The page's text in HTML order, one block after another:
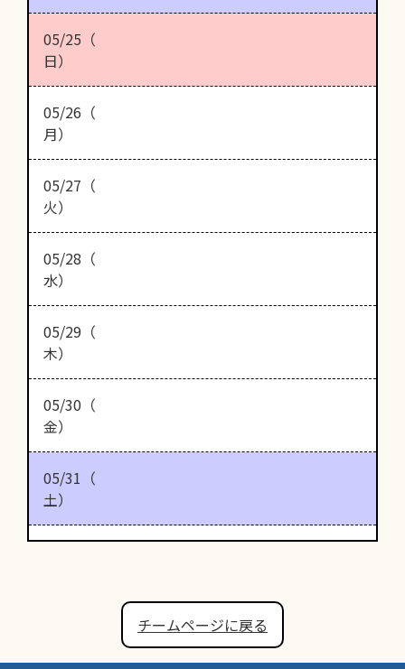
05/25（
日）
05/26（
月）
05/27（
火）
05/28（
水）
05/29（
木）
05/30（
金）
05/31（
土）
チームページに戻る